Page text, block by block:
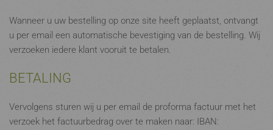
Wanneer u uw bestelling op onze site heeft geplaatst, ontvangt
u per email een automatische bevestiging van de bestelling. Wij
verzoeken iedere klant vooruit te betalen.
BETALING
Vervolgens sturen wij u per email de proforma factuur met het
verzoek het factuurbedrag over te maken naar: IBAN: